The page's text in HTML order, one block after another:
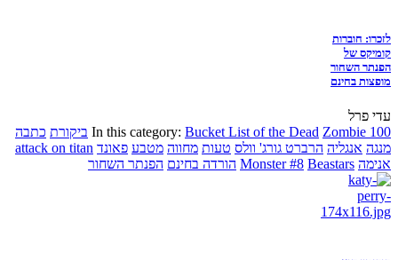
לזכרו: חוברות
קומיקס של
הפנתר השחור
מופצות בחינם
עדי פרל
In this category: Bucket List of the Dead Zombie 100 ביקורת כתבה
מנגה אנגליה הרברט גורג' וולס טעות מחווה מטבע פאונד attack on titan
אנימה
Monster #8 Beastars הורדה בחינם הפנתר השחור